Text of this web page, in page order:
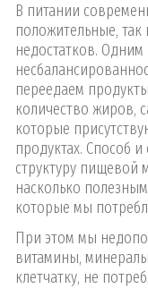
В питании
положительные,
недостатков. Одним
переедаем
количество жиров,
которые
продуктах. Способ
структуру пищевой
насколько
которые мы
При этом мы
витамины,
клетчатку, не